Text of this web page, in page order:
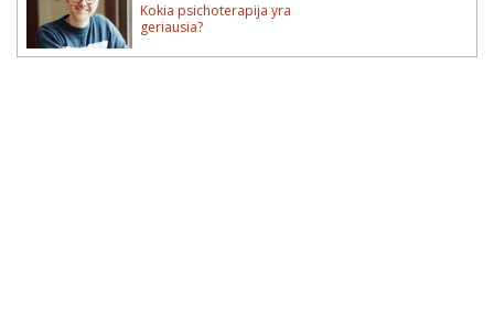
Kokia psichoterapija yra
geriausia?